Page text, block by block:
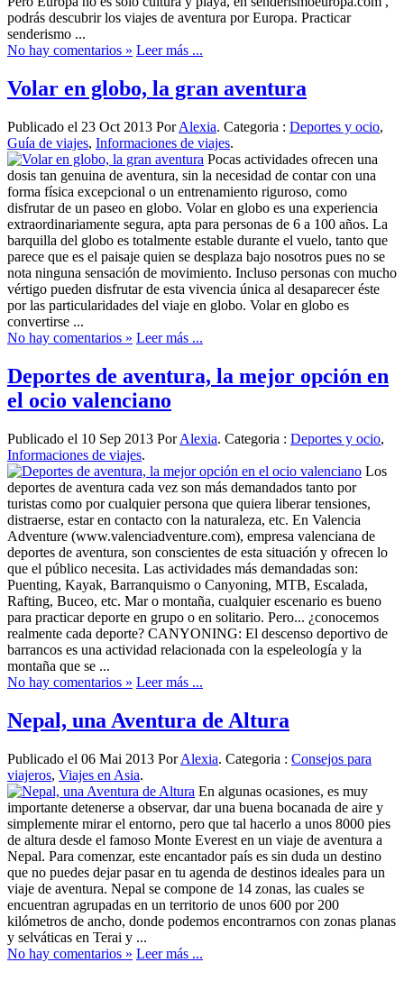
podrás descubrir los viajes de aventura por Europa. Practicar
senderismo ...
No hay comentarios » Leer más ...
Volar en globo, la gran aventura
Publicado el 23 Oct 2013 PorAlexia. Categoria : Deportes y ocio,
Guía de viajes, Informaciones de viajes.
Pocas actividades ofrecen una
dosis tan genuina de aventura, sin la necesidad de contar con una
forma física excepcional o un entrenamiento riguroso, como
disfrutar de un paseo en globo. Volar en globo es una experiencia
extraordinariamente segura, apta para personas de 6 a 100 años. La
barquilla del globo es totalmente estable durante el vuelo, tanto que
parece que es el paisaje quien se desplaza bajo nosotros pues no se
nota ninguna sensación de movimiento. Incluso personas con mucho
vértigo pueden disfrutar de esta vivencia única al desaparecer éste
por las particularidades del viaje en globo. Volar en globo es
convertirse ...
No hay comentarios » Leer más ...
Deportes de aventura, la mejor opción en
el ocio valenciano
Publicado el 10 Sep 2013 PorAlexia. Categoria : Deportes y ocio,
Informaciones de viajes.
Los
deportes de aventura cada vez son más demandados tanto por
turistas como por cualquier persona que quiera liberar tensiones,
distraerse, estar en contacto con la naturaleza, etc. En Valencia
Adventure (www.valenciadventure.com), empresa valenciana de
deportes de aventura, son conscientes de esta situación y ofrecen lo
que el público necesita. Las actividades más demandadas son:
Puenting, Kayak, Barranquismo o Canyoning, MTB, Escalada,
Rafting, Buceo, etc. Mar o montaña, cualquier escenario es bueno
para practicar deporte en grupo o en solitario. Pero... ¿conocemos
realmente cada deporte? CANYONING: El descenso deportivo de
barrancos es una actividad relacionada con la espeleología y la
montaña que se ...
No hay comentarios » Leer más ...
Nepal, una Aventura de Altura
Publicado el 06 Mai 2013 PorAlexia. Categoria : Consejos para
viajeros, Viajes en Asia.
En algunas ocasiones, es muy
importante detenerse a observar, dar una buena bocanada de aire y
simplemente mirar el entorno, pero que tal hacerlo a unos 8000 pies
de altura desde el famoso Monte Everest en un viaje de aventura a
Nepal. Para comenzar, este encantador país es sin duda un destino
que no puedes dejar pasar en tu agenda de destinos ideales para un
viaje de aventura. Nepal se compone de 14 zonas, las cuales se
encuentran agrupadas en un territorio de unos 600 por 200
kilómetros de ancho, donde podemos encontrarnos con zonas planas
y selváticas en Terai y ...
No hay comentarios » Leer más ...